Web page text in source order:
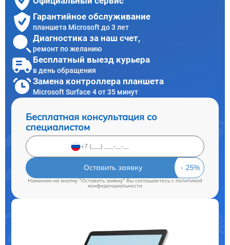
Гарантийное обслуживание
планшета Microsoft до 3 лет
Диагностика за наш счет,
ремонт по желанию
Бесплатный выезд курьера
в день обращения
Замена контроллера планшета
Microsoft Surface 4 от 35 минут
Бесплатная консультация со
специалистом
Оставить заявку
Нажимая на кнопку "Оставить заявку" Вы соглашаетесь cполитикой
конфиденциальности